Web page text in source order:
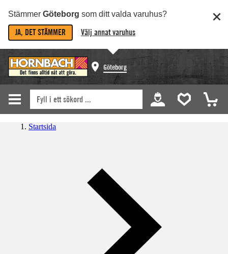
Stämmer Göteborg som ditt valda varuhus?
JA, DET STÄMMER Välj annat varuhus
Göteborg
Startsida